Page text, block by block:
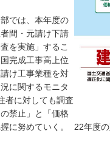
22年度
では、本年度の
間・元請け下請
を実施」するこ
完成工事高上位
け工事業種を対
に関するモニタ
者に対しても調査
禁止」と「価格
に努めていく。